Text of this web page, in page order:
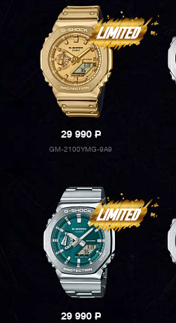
29 990P
GM-2100YMG-9A9
29 990P